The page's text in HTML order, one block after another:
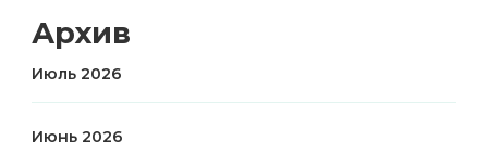
Архив
Июль 2026
Июнь 2026